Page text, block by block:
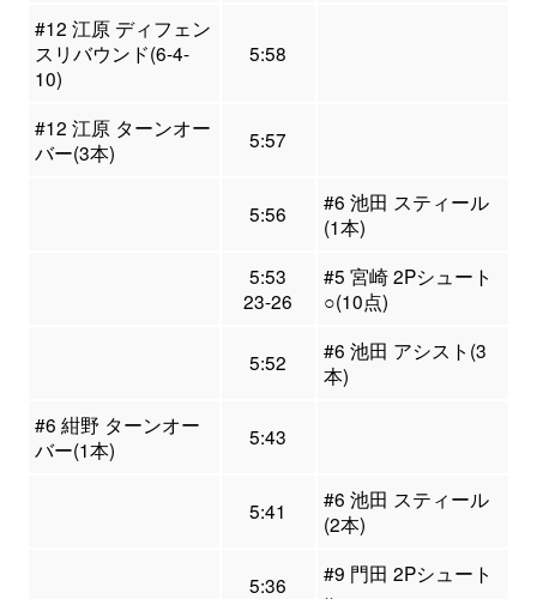
#12 江原 ディフェン
スリバウンド(6-4-
10)
5:58
#12 江原 ターンオー
バー(3本)
5:57
5:56
#6 池田 スティール
(1本)
5:53
23-26
#5 宮崎 2Pシュート
○(10点)
5:52
#6 池田 アシスト(3
本)
#6 紺野 ターンオー
バー(1本)
5:43
5:41
#6 池田 スティール
(2本)
5:36
#9 門田 2Pシュート